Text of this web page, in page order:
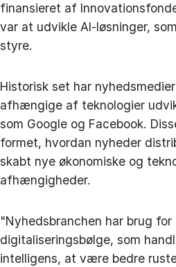
finansieret af
var at udvikle AI-løsninger,
styre.
Historisk set har
afhængige af teknologier
som Google og Facebook.
formet, hvordan nyheder
skabt nye økonomiske og
afhængigheder.
"Nyhedsbranchen har brug
digitaliseringsbølge, som
intelligens, at være bedre